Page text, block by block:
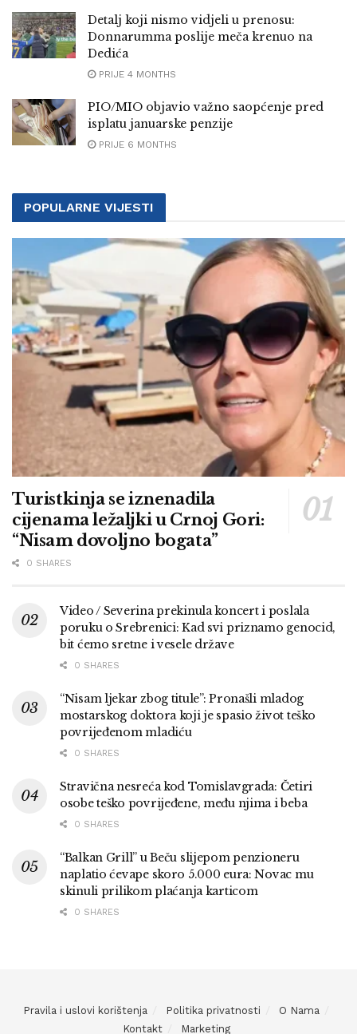
Detalj koji nismo vidjeli u prenosu:
Donnarumma poslije meča krenuo na
Dedića
PRIJE 4 MONTHS
PIO/MIO objavio važno saopćenje pred
isplatu januarske penzije
PRIJE 6 MONTHS
POPULARNE VIJESTI
Turistkinja se iznenadila
cijenama ležaljki u Crnoj Gori:
“Nisam dovoljno bogata”
0 SHARES
Video / Severina prekinula koncert i poslala
poruku o Srebrenici: Kad svi priznamo genocid,
bit ćemo sretne i vesele države
0 SHARES
“Nisam ljekar zbog titule”: Pronašli mladog
mostarskog doktora koji je spasio život teško
povrijeđenom mladiću
0 SHARES
Stravična nesreća kod Tomislavgrada: Četiri
osobe teško povrijeđene, među njima i beba
0 SHARES
“Balkan Grill” u Beču slijepom penzioneru
naplatio ćevape skoro 5.000 eura: Novac mu
skinuli prilikom plaćanja karticom
0 SHARES
Pravila i uslovi korištenja Politika privatnosti
O Nama
Kontakt
Marketing